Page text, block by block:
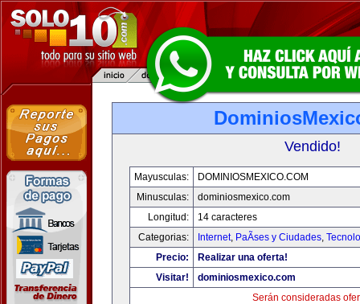
Vendido!
Mayusculas:
DOMINIOSMEXICO.COM
Minusculas:
dominiosmexico.com
Longitud:
14 caracteres
Categorias:
Internet, PaÃ­ses y Ciudades,
Precio:
Realizar una oferta!
Visitar!
dominiosmexico.com
Serán consideradas